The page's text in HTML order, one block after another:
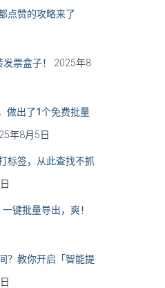
点赞的攻略来了
票盒子！ 2025年8
做出了1个免费批量
年8月5日
标签，从此查找不抓
键批量导出，爽！
？教你开启「智能提